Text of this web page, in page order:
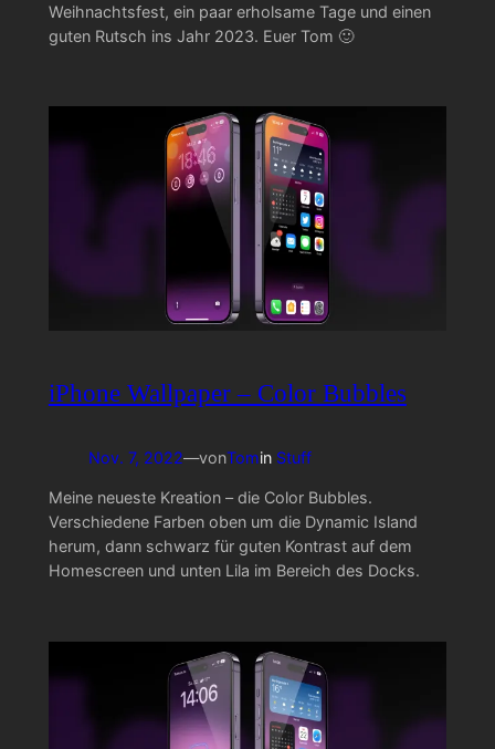
Weihnachtsfest, ein paar erholsame Tage und einen
guten Rutsch ins Jahr 2023. Euer Tom 🙂
iPhone Wallpaper – Color Bubbles
Nov. 7, 2022—vonTomin Stuff
Meine neueste Kreation – die Color Bubbles.
Verschiedene Farben oben um die Dynamic Island
herum, dann schwarz für guten Kontrast auf dem
Homescreen und unten Lila im Bereich des Docks.